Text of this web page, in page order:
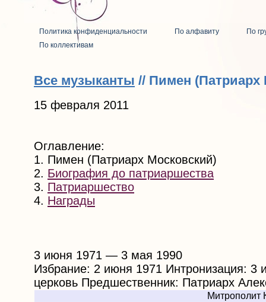
Политика конфиденциальности По алфавиту
По
По коллективам
Все музыканты // Пимен (Патриарх
15 февраля 2011
Оглавление:
1. Пимен (Патриарх Московский)
2. Биография до патриаршества
3. Патриаршество
4. Награды
3 июня 1971 — 3 мая 1990
Избрание: 2 июня 1971 Интронизация: 3
церковь Предшественник: Патриарх
Митрополит